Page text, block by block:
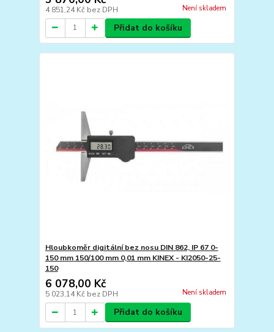
4 851,24 Kč bez DPH Není skladem
Přidat do košíku
Hloubkoměr digitální bez nosu DIN 862, IP 67 0-
150 mm 150/100 mm 0,01 mm KINEX - KI2050-25-
150
6 078,00 Kč
5 023,14 Kč bez DPH Není skladem
Přidat do košíku